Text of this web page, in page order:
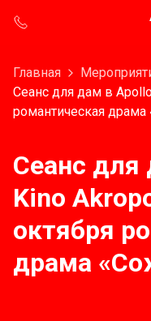
Главная
Сеанс для дам в
pомантическая
Сеанс для
Kino
октября
драма